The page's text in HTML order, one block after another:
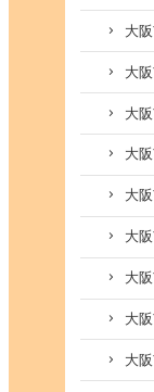
大
大
大
大
大
大
大
大
大